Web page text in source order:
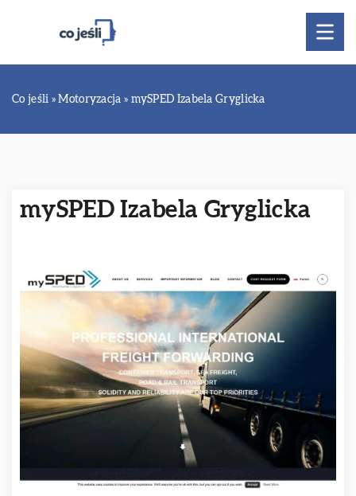
Co jeśli »Motoryzacja » mySPED Izabela Gryglicka
mySPED Izabela Gryglicka